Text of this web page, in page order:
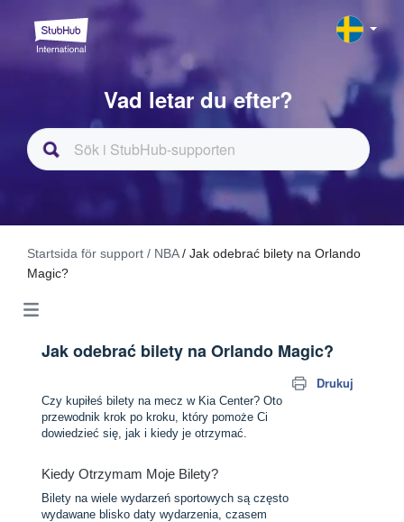
Vad letar du efter?
Startsida för support / NBA / Jak odebrać bilety na Orlando
Magic?
Jak odebrać bilety na Orlando Magic?
Drukuj
Czy kupiłeś bilety na mecz w Kia Center? Oto
przewodnik krok po kroku, który pomoże Ci
dowiedzieć się, jak i kiedy je otrzymać.
Kiedy Otrzymam Moje Bilety?
Bilety na wiele wydarzeń sportowych są często
wydawane blisko daty wydarzenia, czasem